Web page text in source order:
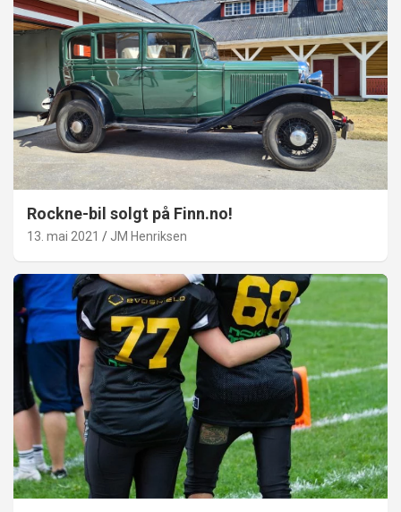
Rockne-bil solgt på Finn.no!
13. mai 2021 JM Henriksen